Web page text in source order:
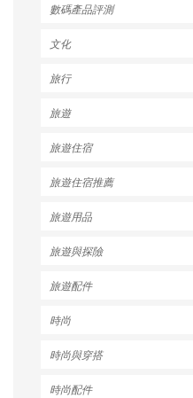
數碼產品評測
文化
旅行
旅遊
旅遊住宿
旅遊住宿推薦
旅遊用品
旅遊與探險
旅遊配件
時尚
時尚與穿搭
時尚配件